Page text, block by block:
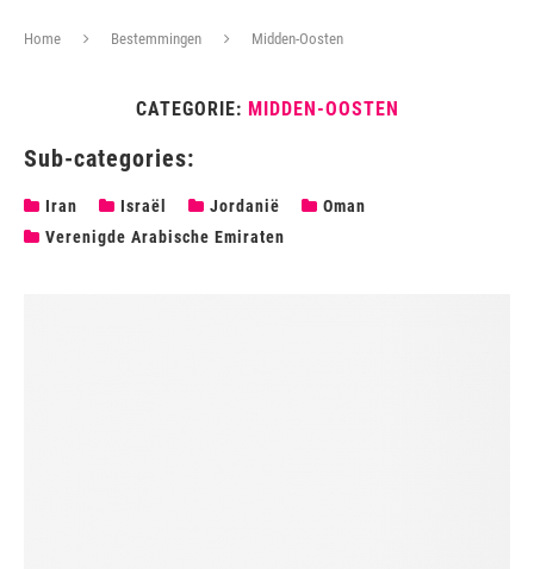
Home Bestemmingen Midden-Oosten
CATEGORIE: MIDDEN-OOSTEN
Sub-categories:
Iran Israël Jordanië
Oman
Verenigde Arabische Emiraten